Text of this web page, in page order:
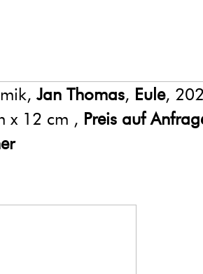
Jan Thomas, Eule,
x 12 cm , Preis auf